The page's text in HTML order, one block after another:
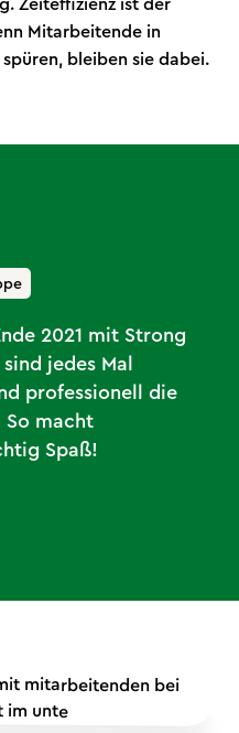
Zeiteffizienz ist der
Mitarbeitende in
bleiben sie dabei.
2021 mit Strong
jedes Mal
professionell die
So macht
Spaß!